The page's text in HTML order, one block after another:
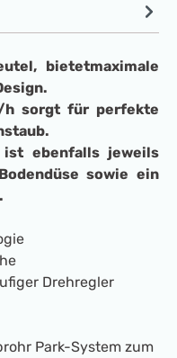
bietetmaximale
h sorgt für perfekte
ebenfalls jeweils
sowie ein
Drehregler
Park-System zum